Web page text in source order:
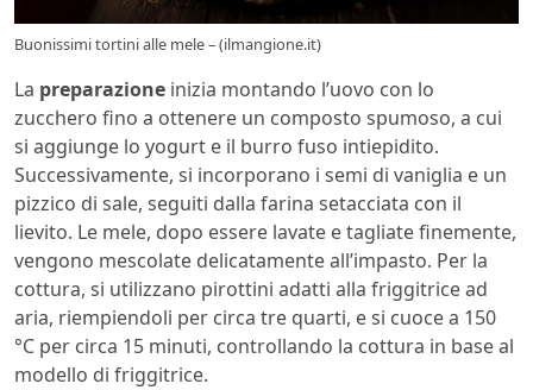
Buonissimi tortini alle mele – (ilmangione.it)
La preparazione inizia montando l’uovo con lo
zucchero fino a ottenere un composto spumoso, a cui
si aggiunge lo yogurt e il burro fuso intiepidito.
Successivamente, si incorporano i semi di vaniglia e un
pizzico di sale, seguiti dalla farina setacciata con il
lievito. Le mele, dopo essere lavate e tagliate finemente,
vengono mescolate delicatamente all’impasto. Per la
cottura, si utilizzano pirottini adatti alla friggitrice ad
aria, riempiendoli per circa tre quarti, e si cuoce a 150
°C per circa 15 minuti, controllando la cottura in base al
modello di friggitrice.